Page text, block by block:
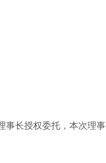
事长授权委托，本次理